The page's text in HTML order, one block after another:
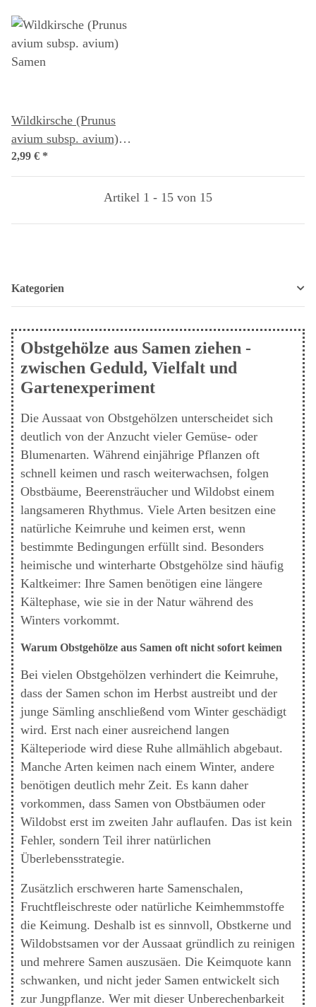
Wildkirsche (Prunus
avium subsp. avium)
Samen
2,99 € *
Artikel 1 - 15 von 15
Kategorien
Obstgehölze aus Samen ziehen -
zwischen Geduld, Vielfalt und
Gartenexperiment
Die Aussaat von Obstgehölzen unterscheidet sich
deutlich von der Anzucht vieler Gemüse- oder
Blumenarten. Während einjährige Pflanzen oft
schnell keimen und rasch weiterwachsen, folgen
Obstbäume, Beerensträucher und Wildobst einem
langsameren Rhythmus. Viele Arten besitzen eine
natürliche Keimruhe und keimen erst, wenn
bestimmte Bedingungen erfüllt sind. Besonders
heimische und winterharte Obstgehölze sind häufig
Kaltkeimer: Ihre Samen benötigen eine längere
Kältephase, wie sie in der Natur während des
Winters vorkommt.
Warum Obstgehölze aus Samen oft nicht sofort keimen
Bei vielen Obstgehölzen verhindert die Keimruhe,
dass der Samen schon im Herbst austreibt und der
junge Sämling anschließend vom Winter geschädigt
wird. Erst nach einer ausreichend langen
Kälteperiode wird diese Ruhe allmählich abgebaut.
Manche Arten keimen nach einem Winter, andere
benötigen deutlich mehr Zeit. Es kann daher
vorkommen, dass Samen von Obstbäumen oder
Wildobst erst im zweiten Jahr auflaufen. Das ist kein
Fehler, sondern Teil ihrer natürlichen
Überlebensstrategie.
Zusätzlich erschweren harte Samenschalen,
Fruchtfleischreste oder natürliche Keimhemmstoffe
die Keimung. Deshalb ist es sinnvoll, Obstkerne und
Wildobstsamen vor der Aussaat gründlich zu reinigen
und mehrere Samen auszusäen. Die Keimquote kann
schwanken, und nicht jeder Samen entwickelt sich
zur Jungpflanze. Wer mit dieser Unberechenbarkeit